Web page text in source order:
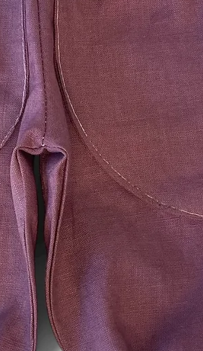
Waren wieder
Nachweis erbracht
zurückgesandt
frühere Zeitpunkt ist.
Sie haben die
spätestens binnen
dem Sie uns über
unterrichten, an uns
übergeben. Die
vor Ablauf der Frist
Sie tragen die
der Waren.
Sie müssen für
nur aufkommen,
zur Prüfung der
Funktionsweise der
Umgang mit ihnen
Ausnahmen vom
Das Widerrufsrecht
die Lieferung von
und für deren
oder Bestimmung